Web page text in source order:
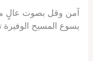
آمن وقل بصوت عالٍ
يسوع المسيح